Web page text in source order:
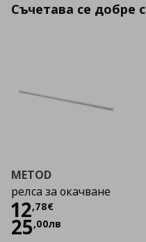
Съчетава се добре с
METOD
релса за окачване
12,78€
Цена
25,00лв